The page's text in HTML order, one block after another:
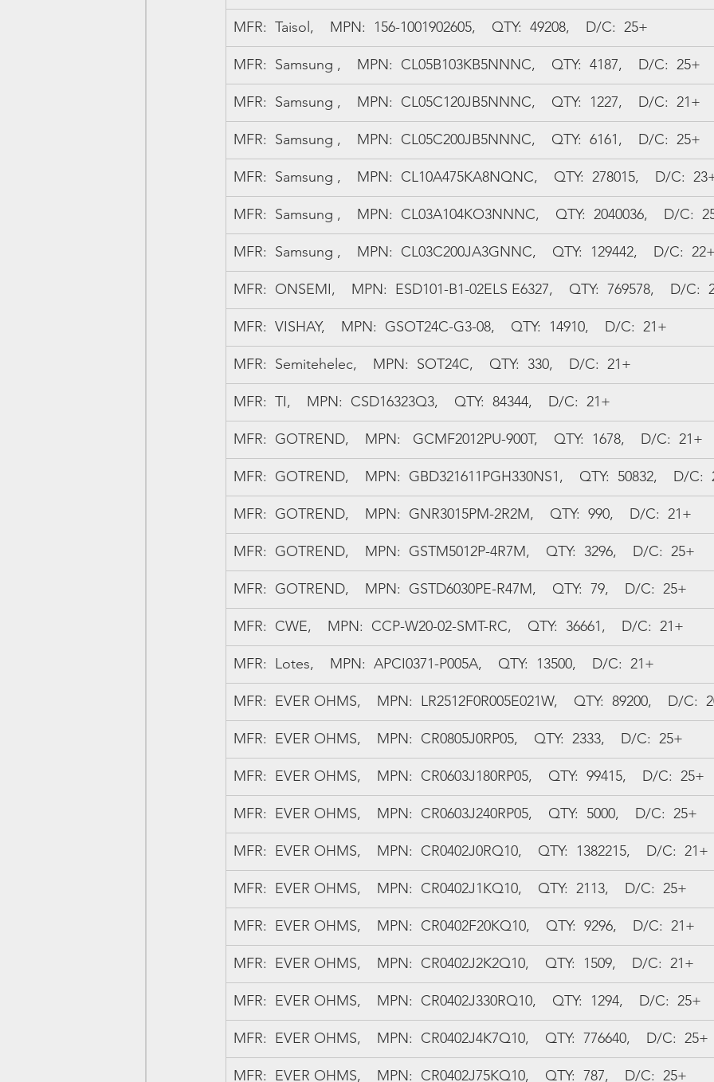
MFR:  Taisol,    MPN:  156-1001902605,    QTY:  49208,    D/C:  25+
MFR:  Samsung ,    MPN:  CL05B103KB5NNNC,    QTY:  4187,    D/C:  25+
MFR:  Samsung ,    MPN:  CL05C120JB5NNNC,    QTY:  1227,    D/C:  21+
MFR:  Samsung ,    MPN:  CL05C200JB5NNNC,    QTY:  6161,    D/C:  25+
MFR:  Samsung ,    MPN:  CL10A475KA8NQNC,    QTY:  278015,    D/C:
MFR:  Samsung ,    MPN:  CL03A104KO3NNNC,    QTY:  2040036,    D/C:
MFR:  Samsung ,    MPN:  CL03C200JA3GNNC,    QTY:  129442,    D/C:
MFR:  ONSEMI,    MPN:  ESD101-B1-02ELS E6327,    QTY:  769578,    D/C:
MFR:  VISHAY,    MPN:  GSOT24C-G3-08,    QTY:  14910,    D/C:  21+
MFR:  Semitehelec,    MPN:  SOT24C,    QTY:  330,    D/C:  21+
MFR:  TI,    MPN:  CSD16323Q3,    QTY:  84344,    D/C:  21+
MFR:  GOTREND,    MPN:   GCMF2012PU-900T,    QTY:  1678,    D/C:  21+
MFR:  GOTREND,    MPN:  GBD321611PGH330NS1,    QTY:  50832,    D/C:
MFR:  GOTREND,    MPN:  GNR3015PM-2R2M,    QTY:  990,    D/C:  21+
MFR:  GOTREND,    MPN:  GSTM5012P-4R7M,    QTY:  3296,    D/C:  25+
MFR:  GOTREND,    MPN:  GSTD6030PE-R47M,    QTY:  79,    D/C:  25+
MFR:  CWE,    MPN:  CCP-W20-02-SMT-RC,    QTY:  36661,    D/C:  21+
MFR:  Lotes,    MPN:  APCI0371-P005A,    QTY:  13500,    D/C:  21+
MFR:  EVER OHMS,    MPN:  LR2512F0R005E021W,    QTY:  89200,    D/C:
MFR:  EVER OHMS,    MPN:  CR0805J0RP05,    QTY:  2333,    D/C:  25+
MFR:  EVER OHMS,    MPN:  CR0603J180RP05,    QTY:  99415,    D/C:  25+
MFR:  EVER OHMS,    MPN:  CR0603J240RP05,    QTY:  5000,    D/C:  25+
MFR:  EVER OHMS,    MPN:  CR0402J0RQ10,    QTY:  1382215,    D/C:  21+
MFR:  EVER OHMS,    MPN:  CR0402J1KQ10,    QTY:  2113,    D/C:  25+
MFR:  EVER OHMS,    MPN:  CR0402F20KQ10,    QTY:  9296,    D/C:  21+
MFR:  EVER OHMS,    MPN:  CR0402J2K2Q10,    QTY:  1509,    D/C:  21+
MFR:  EVER OHMS,    MPN:  CR0402J330RQ10,    QTY:  1294,    D/C:  25+
MFR:  EVER OHMS,    MPN:  CR0402J4K7Q10,    QTY:  776640,    D/C:  25+
MFR:  EVER OHMS,    MPN:  CR0402J75KQ10,    QTY:  787,    D/C:  25+